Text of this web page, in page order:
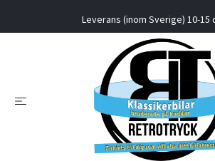
Leverans (inom Sverige) 10-15